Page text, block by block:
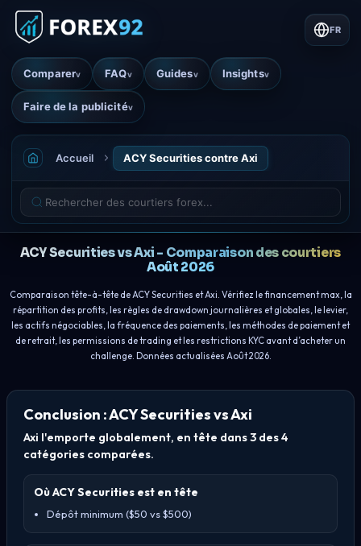
Comparerv FAQv Guidesv Insightsv
Faire de la publicitév
FR
Accueil ACY Securities contre Axi
ACY Securities vs Axi - Comparaison des courtiers
Août 2026
Comparaison tête-à-tête de ACY Securities et Axi. Vérifiez le financement max, la
répartition des profits, les règles de drawdown journalières et globales, le levier,
les actifs négociables, la fréquence des paiements, les méthodes de paiement et
de retrait, les permissions de trading et les restrictions KYC avant d’acheter un
challenge. Données actualisées Août 2026.
Conclusion : ACY Securities vs Axi
Axi l'emporte globalement, en tête dans 3 des 4
catégories comparées.
Où ACY Securities est en tête
Dépôt minimum ($50 vs $500)